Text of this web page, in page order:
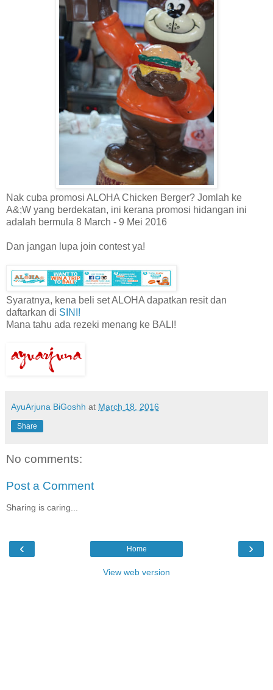
Nak cuba promosi ALOHA Chicken Berger? Jomlah ke
A&;W yang berdekatan, ini kerana promosi hidangan ini
adalah bermula 8 March - 9 Mei 2016
Dan jangan lupa join contest ya!
Syaratnya, kena beli set ALOHA dapatkan resit dan
daftarkan di SINI!
Mana tahu ada rezeki menang ke BALI!
AyuArjuna BiGoshh at March 18, 2016
Share
No comments:
Post a Comment
Sharing is caring...
‹ ›
Home
View web version